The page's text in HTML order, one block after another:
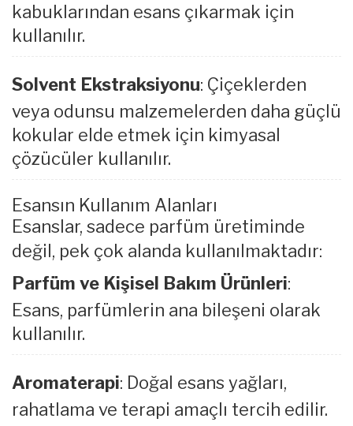
kabuklarından esans çıkarmak için
kullanılır.
Solvent Ekstraksiyonu: Çiçeklerden
veya odunsu malzemelerden daha güçlü
kokular elde etmek için kimyasal
çözücüler kullanılır.
Esansın Kullanım Alanları
Esanslar, sadece parfüm üretiminde
değil, pek çok alanda kullanılmaktadır:
Parfüm ve Kişisel Bakım Ürünleri:
Esans, parfümlerin ana bileşeni olarak
kullanılır.
Aromaterapi: Doğal esans yağları,
rahatlama ve terapi amaçlı tercih edilir.